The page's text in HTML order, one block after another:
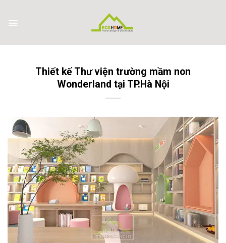
content
Thiết kế Thư viện trường mầm non
Wonderland tại TP.Hà Nội